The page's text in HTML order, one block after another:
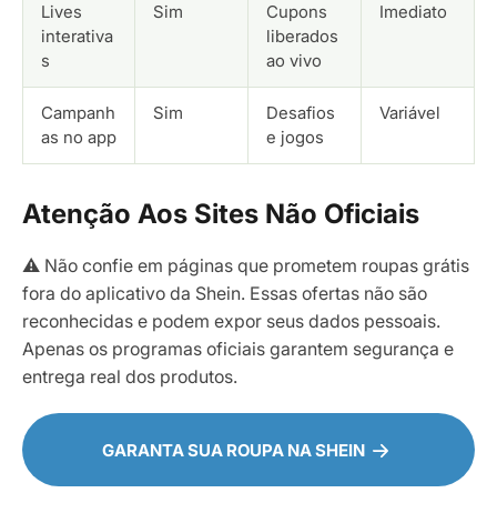
Lives
interativa
s
Sim
Cupons
liberados
ao vivo
Imediato
Campanh
as no app
Sim
Desafios
e jogos
Variável
Atenção Aos Sites Não Oficiais
⚠️ Não confie em páginas que prometem roupas grátis
fora do aplicativo da Shein. Essas ofertas não são
reconhecidas e podem expor seus dados pessoais.
Apenas os programas oficiais garantem segurança e
entrega real dos produtos.
GARANTA SUA ROUPA NA SHEIN